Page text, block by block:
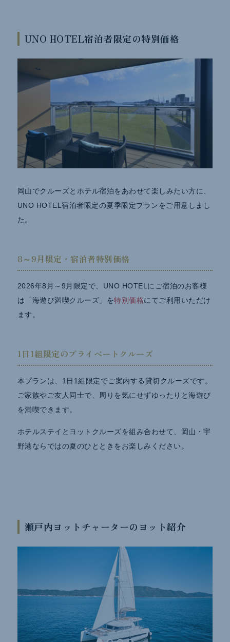
UNO HOTEL宿泊者限定の特別価格
岡山でクルーズとホテル宿泊をあわせて楽しみたい方に、
UNO HOTEL宿泊者限定の夏季限定プランをご用意しまし
た。
8～9月限定・宿泊者特別価格
2026年8月～9月限定で、UNO HOTELにご宿泊のお客様
は「海遊び満喫クルーズ」を特別価格にてご利用いただけ
ます。
1日1組限定のプライベートクルーズ
本プランは、1日1組限定でご案内する貸切クルーズです。
ご家族やご友人同士で、周りを気にせずゆったりと海遊び
を満喫できます。
ホテルステイとヨットクルーズを組み合わせて、岡山・宇
野港ならではの夏のひとときをお楽しみください。
瀬戸内ヨットチャーターのヨット紹介